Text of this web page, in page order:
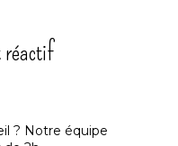
réactif
? Notre équipe